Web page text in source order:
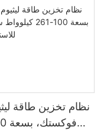
نظام تخزين طاقة